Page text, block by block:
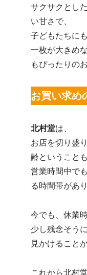
サクサクとし
い甘さで、
子どもたちに
一枚が大きめ
もぴったりの
お買い求め
北村堂は、
お店を切り盛
齢ということも
営業時間中で
る時間帯があ
今でも、休業
少し残念そう
見かけること
これから北村